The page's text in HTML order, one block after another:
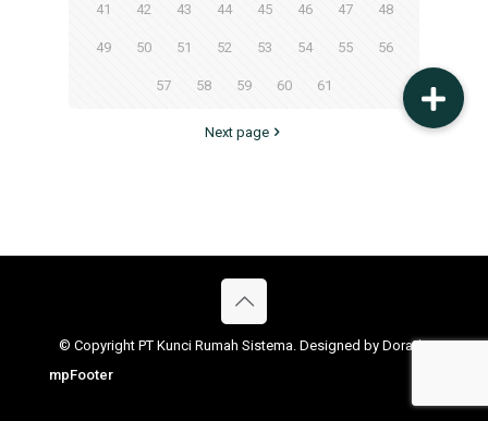
41 42 43 44 45 46 47 48
49 50 51 52 53 54 55 56
57 58 59 60 61
Next page
mpFooter
© Copyright PT Kunci Rumah Sistema. Designed by Dorado